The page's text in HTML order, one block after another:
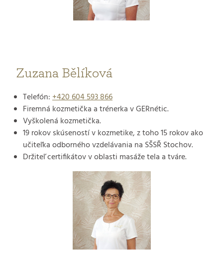
Zuzana Bělíková
Telefón:+420 604 593 866
Firemná kozmetička a trénerka v GERnétic.
Vyškolená kozmetička.
19 rokov skúseností v kozmetike, z toho 15 rokov ako
učiteľka odborného vzdelávania na SŠSŘ Stochov.
Držiteľ certifikátov v oblasti masáže tela a tváre.